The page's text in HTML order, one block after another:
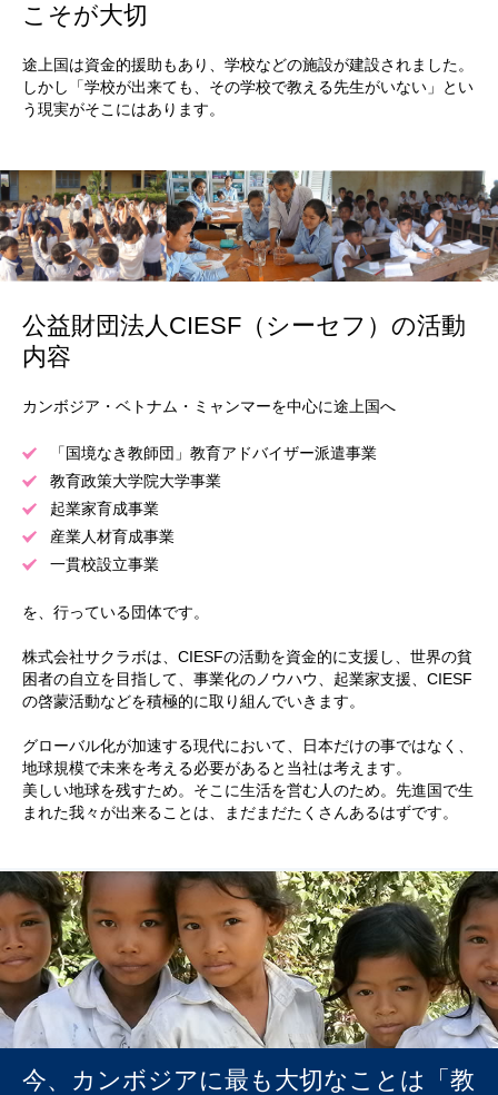
こそが大切
途上国は資金的援助もあり、学校などの施設が建設されました。
しかし「学校が出来ても、その学校で教える先生がいない」とい
う現実がそこにはあります。
公益財団法人CIESF（シーセフ）の活動
内容
カンボジア・ベトナム・ミャンマーを中心に途上国へ
「国境なき教師団」教育アドバイザー派遣事業
教育政策大学院大学事業
起業家育成事業
産業人材育成事業
一貫校設立事業
を、行っている団体です。
株式会社サクラボは、CIESFの活動を資金的に支援し、世界の貧
困者の自立を目指して、事業化のノウハウ、起業家支援、CIESF
の啓蒙活動などを積極的に取り組んでいきます。
グローバル化が加速する現代において、日本だけの事ではなく、
地球規模で未来を考える必要があると当社は考えます。
美しい地球を残すため。そこに生活を営む人のため。先進国で生
まれた我々が出来ることは、まだまだたくさんあるはずです。
今、カンボジアに最も大切なことは「教